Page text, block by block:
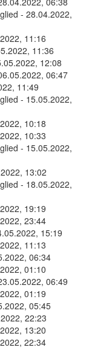
- 28.04.2022,
11:16
11:36
12:08
06:47
11:49
- 15.05.2022,
10:18
10:33
- 15.05.2022,
13:02
- 18.05.2022,
19:19
23:44
15:19
11:13
06:34
01:10
06:49
01:19
05:45
22:23
13:20
22:34